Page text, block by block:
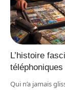
L’histoire
Qui n’a jamais